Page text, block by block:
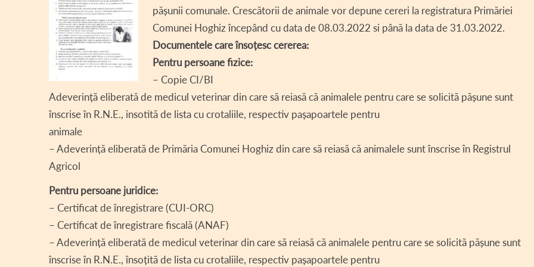
DECLARAȚII DE AVERE ► DECLARAȚII DE AVERE
DECLARAȚII DE AVERE
DECLARAȚII DE AVERE
DECLARAȚII DE AVERE
DECLARAȚII DE INTERESE ► DECLARAȚII DE
DECLARAȚII DE
DECLARAȚII DE
DECLARAȚII DE
CONSILIUL LOCAL ►
ASISTENȚĂ SOCIALĂ
PROIECT – COD SIPOCA 35
AVIZE / AUTORIZAȚII FUNCȚIONARE
PROIECTE DERULATE – COMUNA HOGHIZ
FAUNA ÎN HOGHIZ
pășunii comunale. Crescătorii de animale vor depune cereri la registratura Primăriei
Comunei Hoghiz începând cu data de 08.03.2022 si până la data de 31.03.2022.
Documentele care însoțesc cererea:
Pentru persoane fizice:
– Copie CI/BI
Adeverință eliberată de medicul veterinar din care să reiasă că animalele pentru care se solicită pășune sunt
înscrise în R.N.E., insotită de lista cu crotaliile, respectiv pașapoartele pentru
animale
– Adeverință eliberată de Primăria Comunei Hoghiz din care să reiasă că animalele sunt înscrise în Registrul
Agricol
Pentru persoane juridice:
– Certificat de înregistrare (CUI-ORC)
– Certificat de înregistrare fiscală (ANAF)
– Adeverință eliberată de medicul veterinar din care să reiasă că animalele pentru care se solicită pășune sunt
înscrise în R.N.E., însoțită de lista cu crotaliile, respectiv pașapoartele pentru